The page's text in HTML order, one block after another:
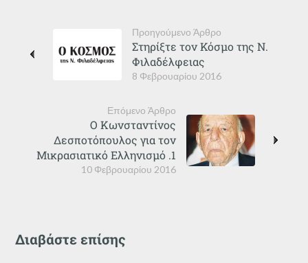
Προηγούμενο Άρθρο
8 Φεβρουαρίου 2016
Στηρίξτε τον Κόσμο της Ν.
Φιλαδέλφειας
Επόμενο Άρθρο
10 Φεβρουαρίου 2016
Ο Κωνσταντίνος
Δεσποτόπουλος για τον
Μικρασιατικό Ελληνισμό .1
Διαβάστε επίσης